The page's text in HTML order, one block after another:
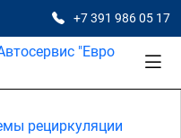
+7 391 986 05 17
рециркуляции